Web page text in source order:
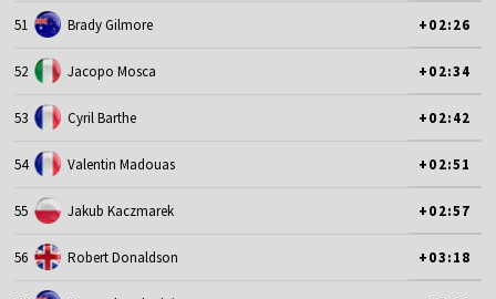
51 Brady Gilmore +02:26
52 Jacopo Mosca +02:34
53 Cyril Barthe +02:42
54 Valentin Madouas +02:51
55 Jakub Kaczmarek +02:57
56 Robert Donaldson +03:18